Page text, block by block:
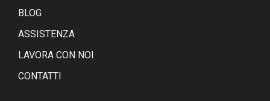
BLOG
ASSISTENZA
LAVORA CON NOI
CONTATTI